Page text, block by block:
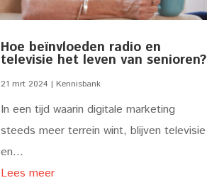
Hoe beïnvloeden radio en
televisie het leven van senioren?
21 mrt 2024 | Kennisbank
In een tijd waarin digitale marketing
steeds meer terrein wint, blijven televisie
en...
Lees meer